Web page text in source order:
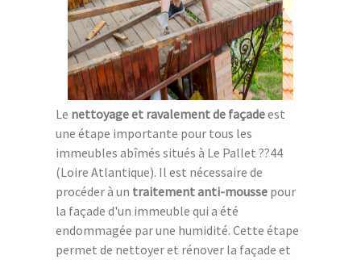
Le nettoyage et ravalement de façadeest
une étape importante pour tous les
immeubles abîmés situés à Le Pallet ??44
(Loire Atlantique). Il est nécessaire de
procéder à un traitement anti-mousse pour
la façade d'un immeuble qui a été
endommagée par une humidité. Cette étape
permet de nettoyer et rénover la façade et